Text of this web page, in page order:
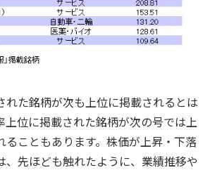
れた銘柄が次も上位に掲載されるとは
上位に掲載された銘柄が次の号では上
ることもあります。株価が上昇・下落
、先ほども触れたように、業績推移や